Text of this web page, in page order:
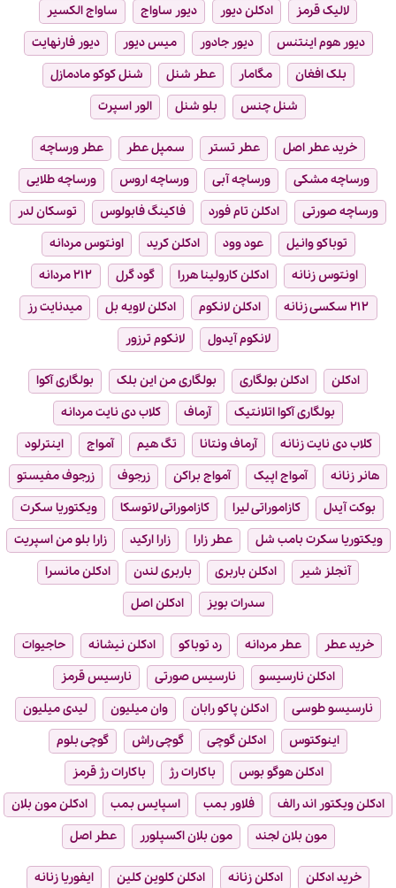
لالیک قرمز
ادکلن دیور دیور ساواج
ساواج الکسیر
دیور هوم اینتنس
دیور جادور میس دیور
دیور فارنهایت
بلک افغان
مگامار عطر شنل
شنل کوکو مادمازل
شنل چنس
بلو شنل الور اسپرت
خرید عطر اصل عطر تستر سمپل عطر
عطر ورساچه
ورساچه مشکی
ورساچه آبی ورساچه اروس
ورساچه طلایی
ورساچه صورتی
ادکلن تام فورد فاکینگ فابولوس
توسکان لدر
توباکو وانیل
عود وود ادکلن کرید
اونتوس مردانه
اونتوس زنانه
ادکلن کارولینا هررا گود گرل
۲۱۲ مردانه
۲۱۲ سکسی زنانه
ادکلن لانکوم ادکلن لاویه بل
میدنایت رز
لانکوم آیدول
لانکوم ترزور
ادکلن ادکلن بولگاری بولگاری من این بلک
بولگاری آکوا
بولگاری آکوا اتلانتیک
آرماف
کلاب دی نایت مردانه
کلاب دی نایت زنانه
آرماف ونتانا تگ هیم آمواج
اینترلود
هانر زنانه
آمواج اپیک آمواج براکن زرجوف
زرجوف مفیستو
بوکت آیدل
کازاموراتی لیرا کازاموراتی لاتوسکا
ویکتوریا سکرت
ویکتوریا سکرت بامب شل
عطر زارا زارا ارکید
زارا بلو من اسپریت
آنجلز شیر
ادکلن باربری باربری لندن
ادکلن مانسرا
سدرات بویز
ادکلن اصل
خرید عطر عطر مردانه رد توباکو ادکلن نیشانه
حاجیوات
ادکلن نارسیسو
نارسیس صورتی
نارسیس قرمز
نارسیسو طوسی
ادکلن پاکو رابان وان میلیون
لیدی میلیون
اینوکتوس
ادکلن گوچی گوچی راش
گوچی بلوم
ادکلن هوگو بوس
باکارات رژ
باکارات رژ قرمز
ادکلن ویکتور اند رالف
فلاور بمب اسپایس بمب
ادکلن مون بلان
مون بلان لجند
مون بلان اکسپلورر عطر اصل
خرید ادکلن ادکلن زنانه ادکلن کلوین کلین
ایفوریا زنانه